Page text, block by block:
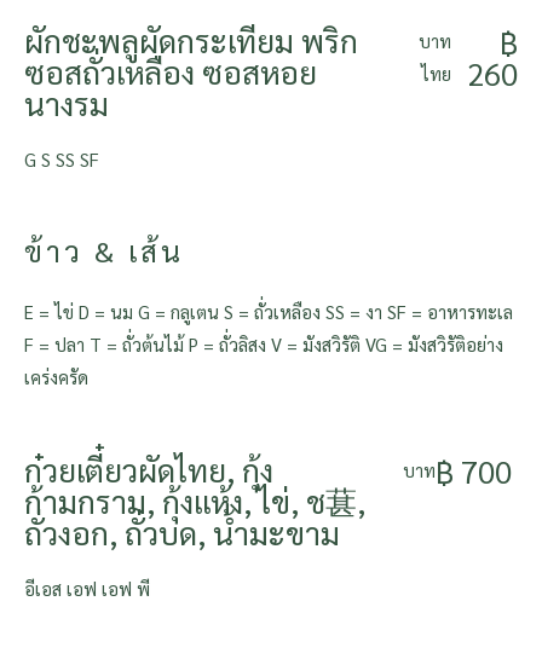
ผักชะพลูผัดกระเทียม พริก
ซอสถั่วเหลือง ซอสหอย
นางรม
บาท
ไทย
฿
260
G S SS SF
ข้าว & เส้น
E = ไข่ D = นม G = กลูเตน S = ถั่วเหลือง SS = งา SF = อาหารทะเล
F = ปลา T = ถั่วต้นไม้ P = ถั่วลิสง V = มังสวิรัติ VG = มังสวิรัติอย่าง
เคร่งครัด
ก๋วยเตี๋ยวผัดไทย, กุ้ง
ก้ามกราม, กุ้งแห้ง, ไข่, ช葚,
ถั่วงอก, ถั่วบด, น้ำมะขาม
บาท฿ 700
อีเอส เอฟ เอฟ พี